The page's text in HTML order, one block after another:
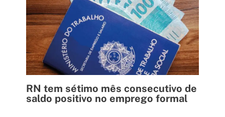
RN tem sétimo mês consecutivo de
saldo positivo no emprego formal